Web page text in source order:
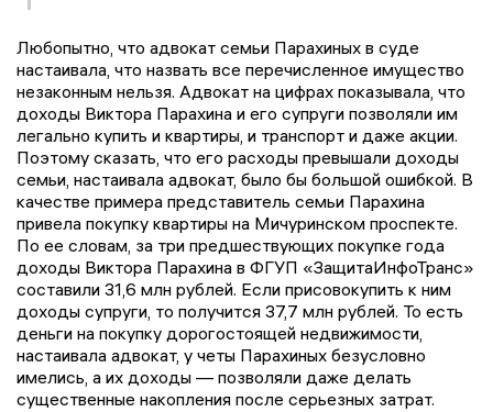
Любопытно, что адвокат семьи Парахиных в суде
настаивала, что назвать все перечисленное имущество
незаконным нельзя. Адвокат на цифрах показывала, что
доходы Виктора Парахина и его супруги позволяли им
легально купить и квартиры, и транспорт и даже акции.
Поэтому сказать, что его расходы превышали доходы
семьи, настаивала адвокат, было бы большой ошибкой. В
качестве примера представитель семьи Парахина
привела покупку квартиры на Мичуринском проспекте.
По ее словам, за три предшествующих покупке года
доходы Виктора Парахина в ФГУП «ЗащитаИнфоТранс»
составили 31,6 млн рублей. Если присовокупить к ним
доходы супруги, то получится 37,7 млн рублей. То есть
деньги на покупку дорогостоящей недвижимости,
настаивала адвокат, у четы Парахиных безусловно
имелись, а их доходы — позволяли даже делать
существенные накопления после серьезных затрат.